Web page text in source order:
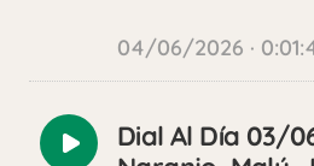
04/06/2026 ·
Reproducir
Dial Al Día 03/